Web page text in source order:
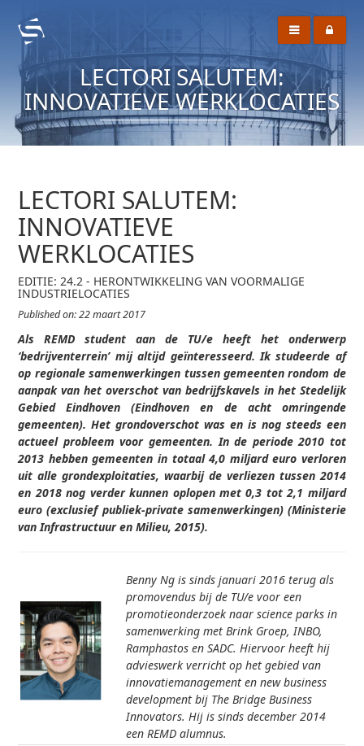
LECTORI SALUTEM:
INNOVATIEVE WERKLOCATIES
LECTORI SALUTEM:
INNOVATIEVE
WERKLOCATIES
EDITIE: 24.2 - HERONTWIKKELING VAN VOORMALIGE
INDUSTRIELOCATIES
Published on: 22 maart 2017
Als REMD student aan de TU/e heeft het onderwerp
‘bedrijventerrein’ mij altijd geïnteresseerd. Ik studeerde af
op regionale samenwerkingen tussen gemeenten rondom de
aanpak van het overschot van bedrijfskavels in het Stedelijk
Gebied Eindhoven (Eindhoven en de acht omringende
gemeenten). Het grondoverschot was en is nog steeds een
actueel probleem voor gemeenten. In de periode 2010 tot
2013 hebben gemeenten in totaal 4,0 miljard euro verloren
uit alle grondexploitaties, waarbij de verliezen tussen 2014
en 2018 nog verder kunnen oplopen met 0,3 tot 2,1 miljard
euro (exclusief publiek-private samenwerkingen) (Ministerie
van Infrastructuur en Milieu, 2015).
Benny Ng is sinds januari 2016 terug als
promovendus bij de TU/e voor een
promotieonderzoek naar science parks in
samenwerking met Brink Groep, INBO,
Ramphastos en SADC. Hiervoor heeft hij
advieswerk verricht op het gebied van
innovatiemanagement en new business
development bij The Bridge Business
Innovators. Hij is sinds december 2014
een REMD alumnus.